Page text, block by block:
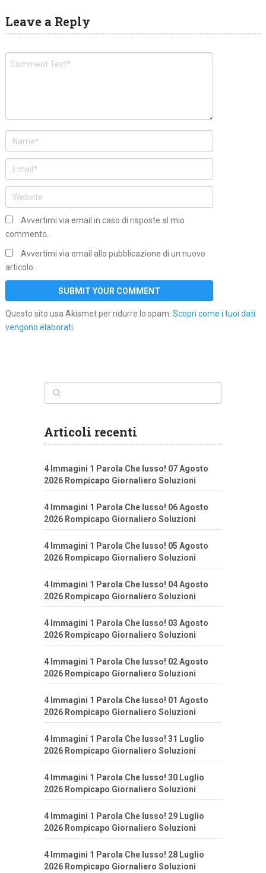
Leave a Reply
Avvertimi via email in caso di risposte al mio
commento.
Avvertimi via email alla pubblicazione di un nuovo
articolo.
Questo sito usa Akismet per ridurre lo spam. Scopri come i tuoi dati
vengono elaborati.
Articoli recenti
4 Immagini 1 Parola Che lusso! 07 Agosto
2026 Rompicapo Giornaliero Soluzioni
4 Immagini 1 Parola Che lusso! 06 Agosto
2026 Rompicapo Giornaliero Soluzioni
4 Immagini 1 Parola Che lusso! 05 Agosto
2026 Rompicapo Giornaliero Soluzioni
4 Immagini 1 Parola Che lusso! 04 Agosto
2026 Rompicapo Giornaliero Soluzioni
4 Immagini 1 Parola Che lusso! 03 Agosto
2026 Rompicapo Giornaliero Soluzioni
4 Immagini 1 Parola Che lusso! 02 Agosto
2026 Rompicapo Giornaliero Soluzioni
4 Immagini 1 Parola Che lusso! 01 Agosto
2026 Rompicapo Giornaliero Soluzioni
4 Immagini 1 Parola Che lusso! 31 Luglio
2026 Rompicapo Giornaliero Soluzioni
4 Immagini 1 Parola Che lusso! 30 Luglio
2026 Rompicapo Giornaliero Soluzioni
4 Immagini 1 Parola Che lusso! 29 Luglio
2026 Rompicapo Giornaliero Soluzioni
4 Immagini 1 Parola Che lusso! 28 Luglio
2026 Rompicapo Giornaliero Soluzioni